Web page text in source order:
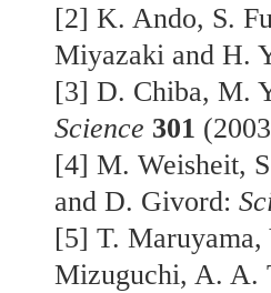
[2] K. Ando, S.
Miyazaki and H.
[3] D. Chiba, M.
Science 301
[4] M. Weisheit,
and D. Givord:
[5] T.
Mizuguchi, A. A.